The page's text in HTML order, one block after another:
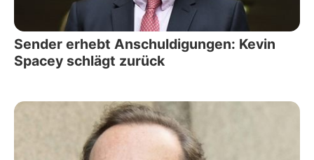
Sender erhebt Anschuldigungen: Kevin
Spacey schlägt zurück